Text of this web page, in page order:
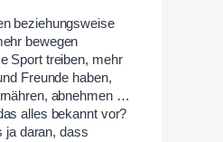
beziehungsweise
bewegen
Sport treiben, mehr
Freunde haben,
abnehmen …
alles bekannt vor?
ja daran, dass